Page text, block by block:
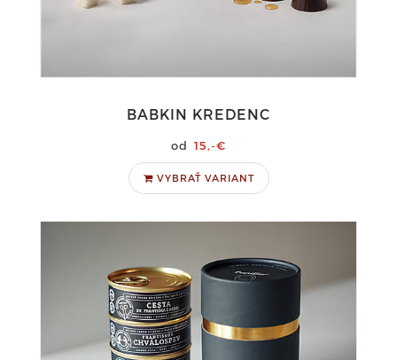
BABKIN KREDENC
15,-€
VYBRAŤ VARIANT